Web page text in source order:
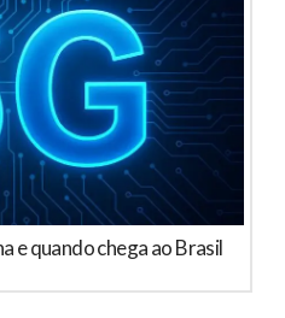
e quando chega ao Brasil